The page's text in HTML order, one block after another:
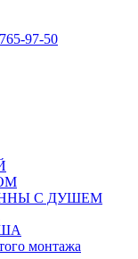
97-50
С ДУШЕМ
монтажа